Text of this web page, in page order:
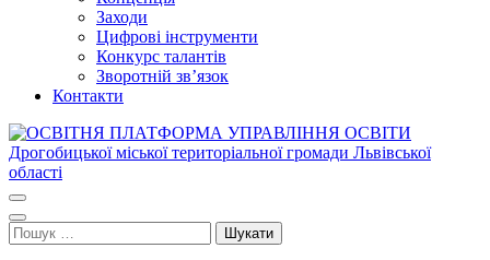
Заходи
Цифрові інструменти
Конкурс талантів
Зворотній зв’язок
Контакти
Дрогобицької міської територіальної громади Львівської області
Пошук: